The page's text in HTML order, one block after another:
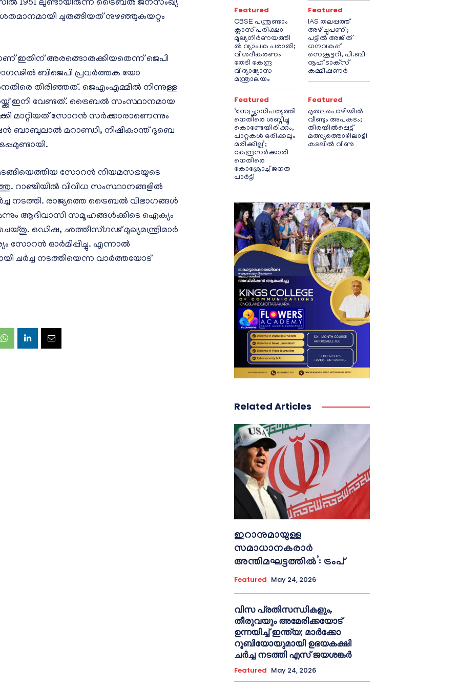
1951 ലുണ്ടായിരുന്ന ട്രൈബൽ ജനസംഖ്യ
ചുരുങ്ങിയത് നുഴഞ്ഞുകയറ്റം
ഇതിന് അരങ്ങൊരുക്കിയതെന്ന് ജെപി
ബിജെപി പ്രവർത്തക യോ​
തിരിഞ്ഞത്. ജെഎംഎമ്മിൽ നിന്നുള്ള
ഇനി വേണ്ടത്. ട്രൈബൽ സംസ്ഥാനമായ
മാറ്റിയത് സോറൻ സർക്കാരാണെന്നും
ബാബുലാൽ മറാണ്ഡി, നിഷികാന്ത് ദുബെ
സോറൻ നിയമസഭയുടെ
റാഞ്ചിയിൽ വിവിധ സംസ്ഥാനങ്ങളിൽ
നടത്തി. രാജ്യത്തെ ട്രൈബൽ വിഭാ​ഗങ്ങൾ
ആദിവാസി സമൂഹങ്ങൾക്കിടെ ഐക്യം
ഒഡിഷ, ഛത്തീസ്‌ഗഢ് മുഖ്യമന്ത്രിമാർ
സോറൻ ഓർമിപ്പിച്ചു. എന്നാൽ
ചർച്ച നടത്തിയെന്ന വാർത്തയോട്
Featured
CBSE പന്ത്രണ്ടാം
ക്ലാസ് പരീക്ഷാ
മൂല്യനിർണയത്തി
ൽ വ്യാപക പരാതി;
വിശദീകരണം
തേടി കേന്ദ്ര
വിദ്യാഭ്യാസ
മന്ത്രാലയം
Featured
IAS തലപ്പത്ത്
അഴിച്ചുപണി;
പട്ടീല്‍ അജിത്
ധനവകുപ്പ്
സെക്രട്ടറി, പി.ബി
നൂഹ് ടാക്‌സ്
കമ്മീഷണര്‍
Featured
‘സ്വേച്ഛാധിപത്യത്തി
നെതിരെ ശബ്ദിച്ചു
കൊണ്ടേയിരിക്കും,
പാറ്റകൾ ഒരിക്കലും
മരിക്കില്ല’;
കേന്ദ്രസർക്കാരി
നെതിരെ
കോക്രോച്ച് ജനത
പാർട്ടി
Featured
മുതലപൊഴിയിൽ
വീണ്ടും അപകടം;
തിരയിൽപ്പെട്ട്
മത്സ്യത്തൊഴിലാളി
കടലിൽ വീണു
Related Articles
ഇറാനുമായുള്ള
സമാധാനകരാർ
അന്തിമഘട്ടത്തിൽ‌’: ട്രംപ്
Featured May 24, 2026
വിസ പ്രതിസന്ധികളും,
തീരുവയും അമേരിക്കയോട്
ഉന്നയിച്ച് ഇന്ത്യ; മാർക്കോ
റൂബിയോയുമായി ഉഭയകക്ഷി
ചർച്ച നടത്തി എസ് ജയശങ്കർ
Featured May 24, 2026